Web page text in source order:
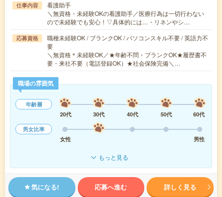
仕事内容
看護助手
＼無資格・未経験OKの看護助手／医療行為は一切行わない
ので未経験でも安心！▽具体的には…・リネンやシ…
応募資格
職種未経験OK / ブランクOK / パソコンスキル不要 / 英語力不
要
＼無資格＊未経験OK／★年齢不問・ブランクOK★履歴書不
要・来社不要（電話登録OK）★社会保険完備＼…
職場の雰囲気
年齢層
20代
30代 40代 50代
60代
男女比率
女性
男性
もっと見る
気になる! 応募へ進む 詳しく見る